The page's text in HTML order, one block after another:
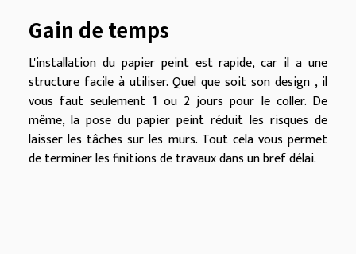
Gain de temps
L'installation du papier peint est rapide, car il a une
structure facile à utiliser. Quel que soit son design , il
vous faut seulement 1 ou 2 jours pour le coller. De
même, la pose du papier peint réduit les risques de
laisser les tâches sur les murs. Tout cela vous permet
de terminer les finitions de travaux dans un bref délai.